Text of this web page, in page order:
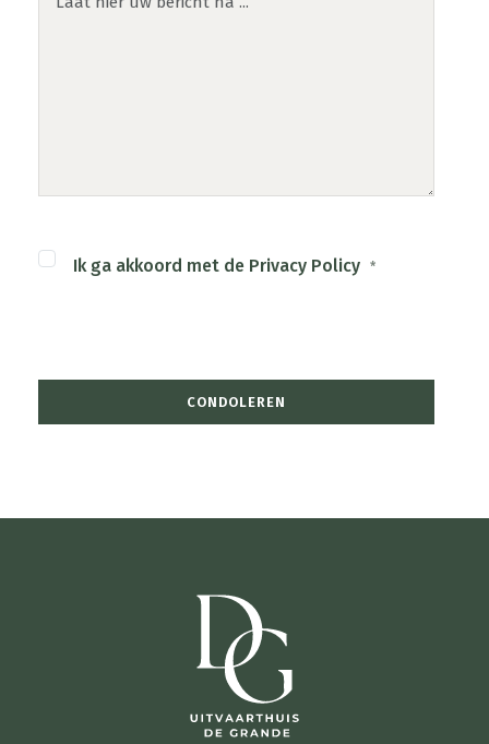
Ik ga akkoord met de Privacy Policy *